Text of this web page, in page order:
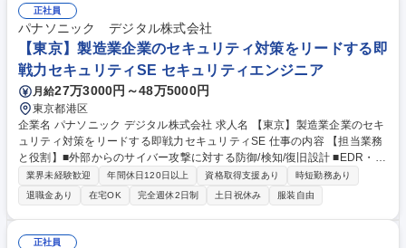
可観測性・健全性支援のオブザーバビリティ領域
正社員
パナソニック デジタル株式会社
【東京】製造業企業のセキュリティ対策をリードする即
戦力セキュリティSE セキュリティエンジニア
月給27万3000円～48万5000円
東京都港区
企業名 パナソニック デジタル株式会社 求人名 【東京】製造業企業のセキ
ュリティ対策をリードする即戦力セキュリティSE 仕事の内容 【担当業務
と役割】■外部からのサイバー攻撃に対する防御/検知/復旧設計 ■EDR・N
DR・SIEM・SOARなどのセキュリティ基盤の設計・運用 ■SOC運用(脅威
検知、ログ監視、インシデント分析・対応) ■セキュリティアセスメント、
ログ分析、脅威ハンティング ■標準規格に従った各種ガイドライン策定 ■
ネットワーク境界対策の設計・導入 ■DX基盤におけるゼロトラストアーキ
テクチャの設計・導入 ■技術提案、改善提案、セキュリティロードマップ
業界未経験歓迎 年間休日120日以上 資格取得支援あり
時短勤務あり
退職金あり
在宅OK 完全週休2日制 土日祝休み 服装自由
正社員